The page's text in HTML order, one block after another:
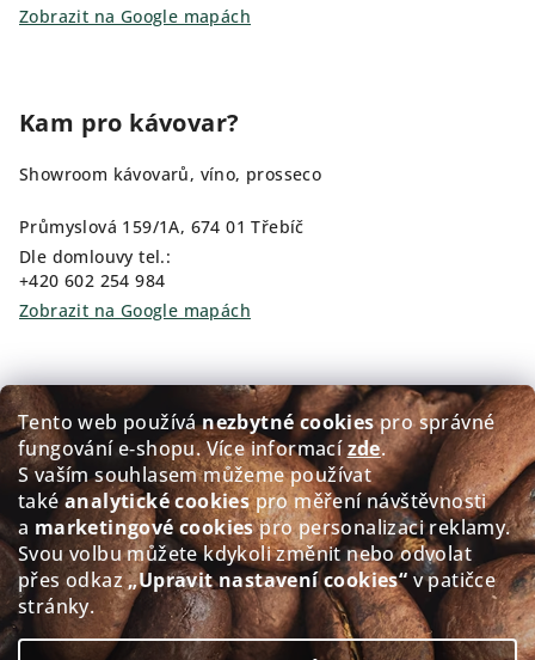
Tento web používánezbytné cookiespro správné
fungování e‑shopu. Více informacízde.
S vaším souhlasem můžeme používat
takéanalytické cookiespro měření návštěvnosti
a marketingové cookiespro personalizaci reklamy.
Svou volbu můžete kdykoli změnit nebo odvolat
přes odkaz„Upravit nastavení cookies“v patičce
stránky.
Zobrazit na Google mapách
Kam pro kávovar?
Showroom kávovarů, víno, prosseco
Průmyslová 159/1A, 674 01 Třebíč
Dle domlouvy tel.:
+420 602 254 984
Zobrazit na Google mapách
Kam pro kávu?
Prodej čerstvě pražené kávy GOLDEN Coffee
Přerovského 151/5, 674 01 Třebíč
Po - Pá: 8:00-12:00 12:30-17.30
So: 8:30-11.30
Ne: Zavřeno
Zobrazit na Google mapách